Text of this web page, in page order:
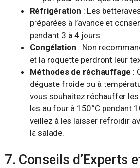
Réfrigération : Les
préparées à l’avance et
pendant 3 à 4 jours.
Congélation : Non
et la roquette perdront leur
Méthodes de réchauffage :
déguste froide ou à
vous souhaitez réchauffer
les au four à 150°C pendant
veillez à les laisser refroidir
la salade.
7. Conseils d’Experts